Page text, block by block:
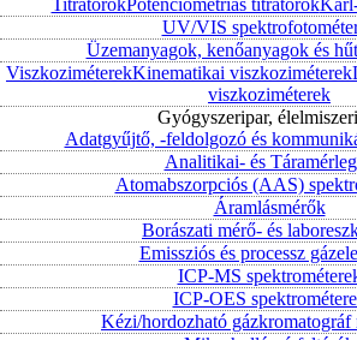
UV/VIS
Üzemanyagok, kenőanyagok és
ViszkoziméterekKinematikai viszkoziméterek
viszkoziméterek
Gyógyszeripar,
Adatgyűjtő, -feldolgozó és
Analitikai- és
Atomabszorpciós (AAS)
Áramlásmérők
Borászati mérő- és
Emissziós és processz
ICP-MS
ICP-OES
Kézi/hordozható gázkromatográf